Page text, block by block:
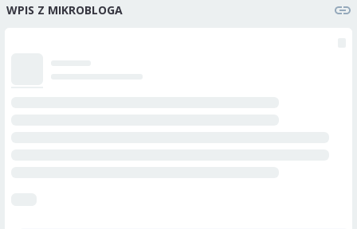
WPIS Z MIKROBLOGA